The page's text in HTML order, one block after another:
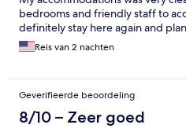
bedrooms and friendly staff to
definitely stay here again and
Reis van 2 nachten
Geverifieerde beoordeling
8/10 – Zeer goed